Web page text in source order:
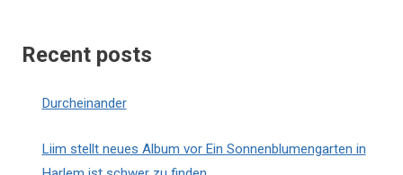
Recent posts
Durcheinander
Liim stellt neues Album vor Ein Sonnenblumengarten in